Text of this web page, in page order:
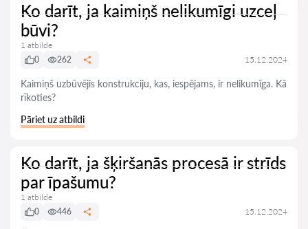
Ko darīt, ja kaimiņš nelikumīgi uzceļ
būvi?
1 atbilde
0
262 15.12.2024
Kaimiņš uzbūvējis konstrukciju, kas, iespējams, ir nelikumīga. Kā
rīkoties?
Pāriet uz atbildi
Ko darīt, ja šķiršanās procesā ir strīds
par īpašumu?
1 atbilde
0
446 15.12.2024